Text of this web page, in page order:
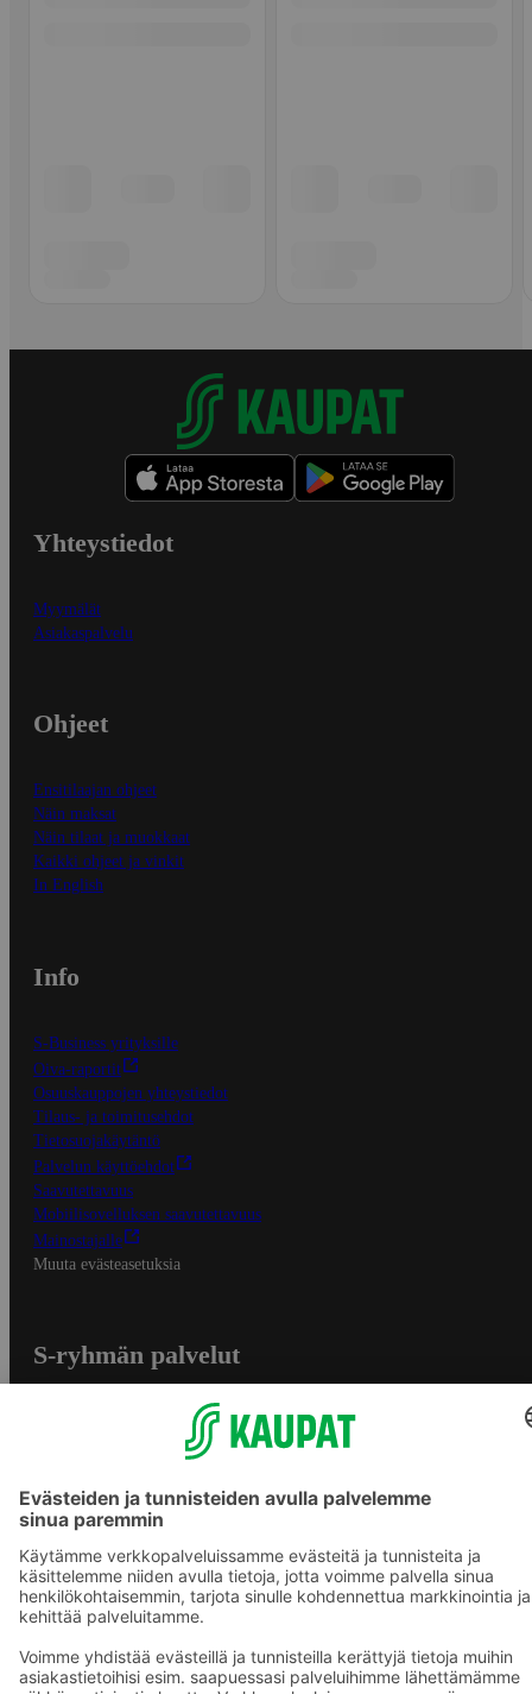
Yhteystiedot
Myymälät
Asiakaspalvelu
Ohjeet
Ensitilaajan ohjeet
Näin maksat
Näin tilaat ja muokkaat
Kaikki ohjeet ja vinkit
In English
Info
S-Business yrityksille
Oiva-raportit
Osuuskauppojen yhteystiedot
Tilaus- ja toimitusehdot
Tietosuojakäytäntö
Palvelun käyttöehdot
Saavutettavuus
Mobiilisovelluksen saavutettavuus
Mainostajalle
Muuta evästeasetuksia
S-ryhmän palvelut
S-ostoslista -sovellus
Prisma.fi
Sokos.fi
S-Pankki
Yhteishyvä
Raflaamo